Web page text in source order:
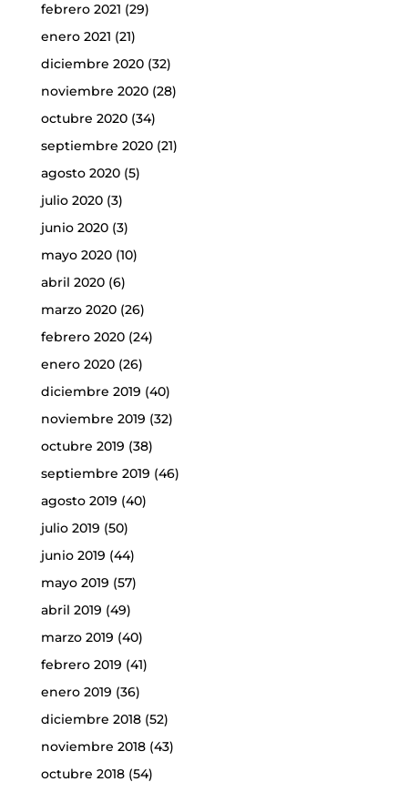
febrero 2021 (29)
enero 2021 (21)
diciembre 2020(32)
noviembre 2020(28)
octubre 2020(34)
septiembre 2020(21)
agosto 2020(5)
julio 2020(3)
junio 2020(3)
mayo 2020(10)
abril 2020(6)
marzo 2020(26)
febrero 2020(24)
enero 2020(26)
diciembre 2019 (40)
noviembre 2019 (32)
octubre 2019 (38)
septiembre 2019 (46)
agosto 2019 (40)
julio 2019 (50)
junio 2019 (44)
mayo 2019 (57)
abril 2019 (49)
marzo 2019 (40)
febrero 2019 (41)
enero 2019 (36)
diciembre 2018(52)
noviembre 2018(43)
octubre 2018(54)